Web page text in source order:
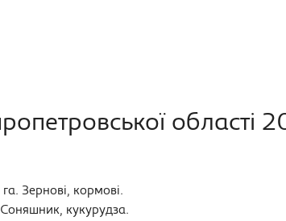
області
Зернові, кормові.
кукурудза.